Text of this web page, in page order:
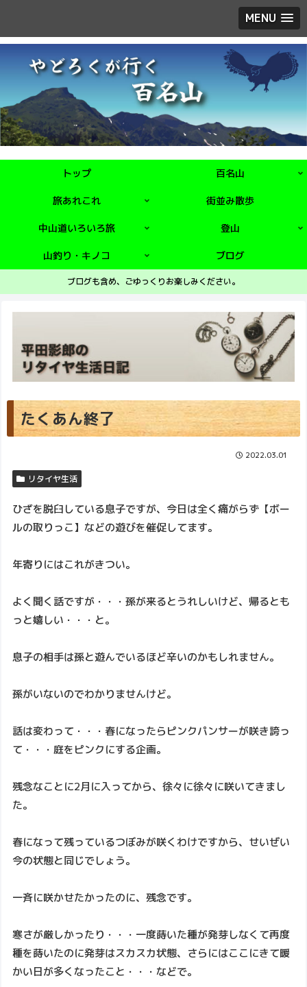
MENU
トップ 百名山
旅あれこれ 街並み散歩
中山道いろいろ旅 登山
山釣り・キノコ ブログ
ブログも含め、ごゆっくりお楽しみください。
たくあん終了
2022.03.01
リタイヤ生活
ひざを脱臼している息子ですが、今日は全く痛がらず【ボー
ルの取りっこ】などの遊びを催促してます。
年寄りにはこれがきつい。
よく聞く話ですが・・・孫が来るとうれしいけど、帰るとも
っと嬉しい・・・と。
息子の相手は孫と遊んでいるほど辛いのかもしれません。
孫がいないのでわかりませんけど。
話は変わって・・・春になったらピンクパンサーが咲き誇っ
て・・・庭をピンクにする企画。
残念なことに2月に入ってから、徐々に徐々に咲いてきまし
た。
春になって残っているつぼみが咲くわけですから、せいぜい
今の状態と同じでしょう。
一斉に咲かせたかったのに、残念です。
寒さが厳しかったり・・・一度蒔いた種が発芽しなくて再度
種を蒔いたのに発芽はスカスカ状態、さらにはここにきて暖
かい日が多くなったこと・・・などで。